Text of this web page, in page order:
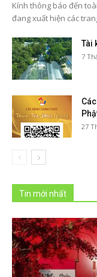
Kính thông báo đến
đang xuất hiện các
Tài
7
27
Tin mới nhất